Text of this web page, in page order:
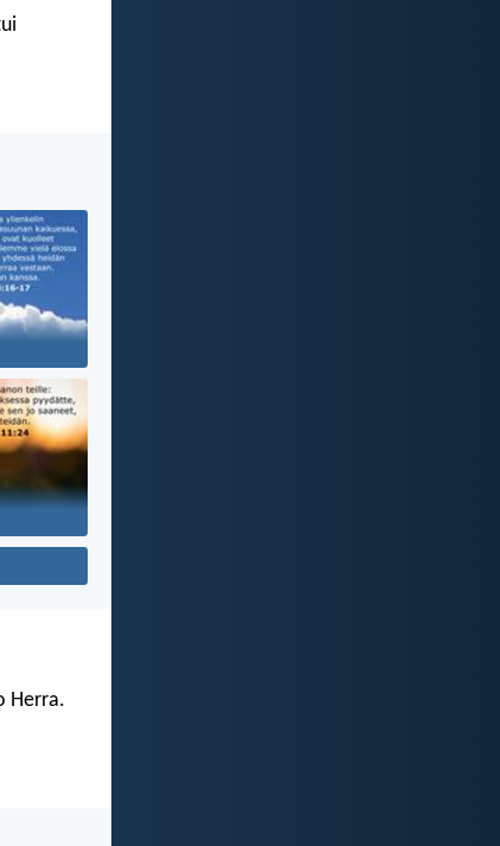
Herra.